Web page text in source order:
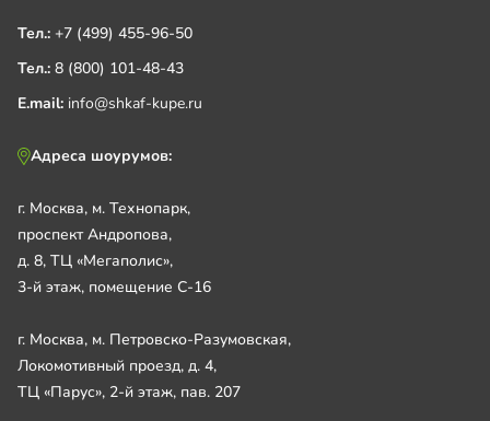
Тел.: +7 (499) 455-96-50
Тел.: 8 (800) 101-48-43
E.mail: info@shkaf-kupe.ru
Адреса шоурумов:
г. Москва, м. Технопарк,
проспект Андропова,
д. 8, ТЦ «Мегаполис»,
3-й этаж, помещение С-16
г. Москва, м. Петровско-Разумовская,
Локомотивный проезд, д. 4,
ТЦ «Парус», 2-й этаж, пав. 207